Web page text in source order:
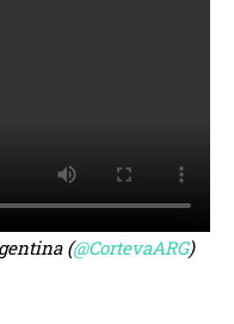
(@CortevaARG)